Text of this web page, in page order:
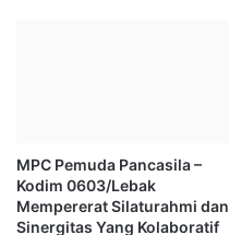
MPC Pemuda Pancasila –
Kodim 0603/Lebak
Mempererat Silaturahmi dan
Sinergitas Yang Kolaboratif